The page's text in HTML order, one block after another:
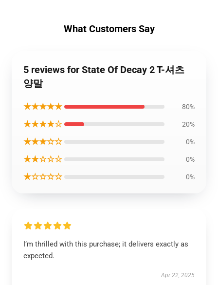
What Customers Say
5 reviews for State Of Decay 2 T-셔츠
양말
★★★★★ 80%
★★★★☆ 20%
★★★☆☆ 0%
★★☆☆☆ 0%
★☆☆☆☆ 0%
I’m thrilled with this purchase; it delivers exactly as
expected.
Apr 22, 2025